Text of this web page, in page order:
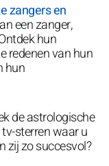
zangers en
een zanger,
hun
redenen van hun
hun
de astrologische
sterren waar u
zij zo succesvol?